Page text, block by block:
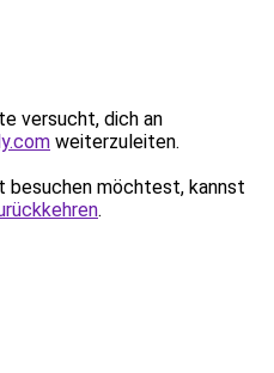
versucht, dich an
weiterzuleiten.
besuchen möchtest, kannst
.